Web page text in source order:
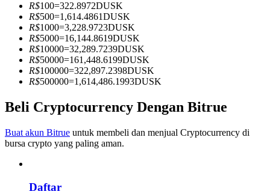
Analisis data besar termasuk info perdagangan, dll.
R$100=322.8972DUSK
R$500=1,614.4861DUSK
R$1000=3,228.9723DUSK
R$5000=16,144.8619DUSK
R$10000=32,289.7239DUSK
R$50000=161,448.6199DUSK
R$100000=322,897.2398DUSK
R$500000=1,614,486.1993DUSK
Beli Cryptocurrency Dengan Bitrue
Buat akun Bitrue untuk membeli dan menjual Cryptocurrency di
bursa crypto yang paling aman.
Daftar